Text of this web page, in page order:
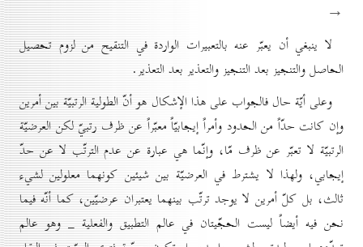
→
لا ينبغي أن يعبّر عنه بالتعبيرات الواردة في التنقيح من لزوم تحصيل
الحاصل والتنجيز بعد التنجيز والتعذير بعد التعذير.
وعلى أيّة حال فالجواب على هذا الإشكال هو أنّ الطولية الرتبيّة بين أمرين
وإن كانت حدّاً من الحدود وأمراً إيجابيّاً معبّراً عن ظرف رتبيّ لكن العرضيّة
الرتبيّة لا تعبّر عن ظرف مّا، وإنّما هي عبارة عن عدم الترتّب لا عن حدّ
إيجابي، ولهذا لا يشترط في العرضيّة بين شيئين كونهما معلولين لشيء
ثالث، بل كلّ أمرين لا يوجد ترتّب بينهما يعتبران عرضيّين، كما أنّه فيما
نحن فيه أيضاً ليست الحجّيتان في عالم التطبيق والفعلية _ وهو عالم